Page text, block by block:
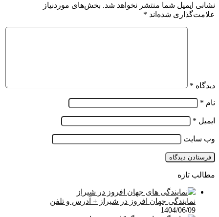
نشانی ایمیل شما منتشر نخواهد شد. بخش‌های موردنیاز
علامت‌گذاری شده‌اند *
دیدگاه *
نام *
ایمیل *
وب‌ سایت
مطالب تازه
نمایندگی جهان افروز در شیراز + آدرس و تلفن
1404/06/09